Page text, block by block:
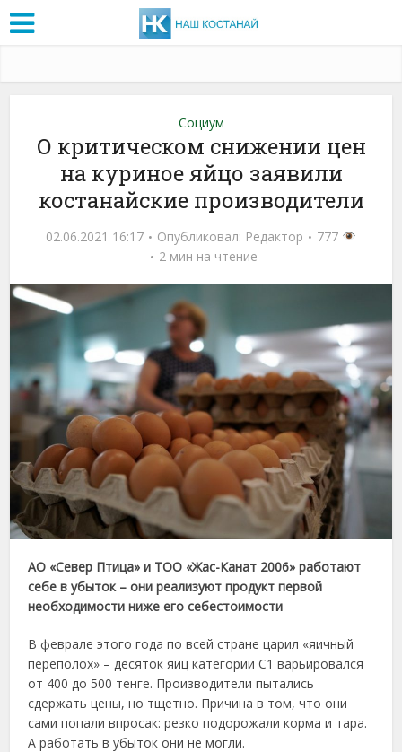
Социум
О критическом снижении цен
на куриное яйцо заявили
костанайские производители
02.06.2021 16:17 Опубликовал: Редактор
777
2 мин на чтение
АО «Север Птица» и ТОО «Жас-Канат 2006» работают
себе в убыток – они реализуют продукт первой
необходимости ниже его себестоимости
В феврале этого года по всей стране царил «яичный
переполох» – десяток яиц категории С1 варьировался
от 400 до 500 тенге. Производители пытались
сдержать цены, но тщетно. Причина в том, что они
сами попали впросак: резко подорожали корма и тара.
А работать в убыток они не могли.